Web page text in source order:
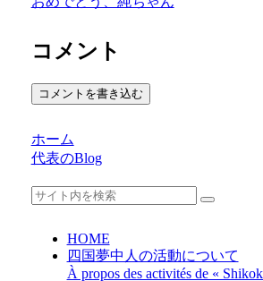
コメント
コメントを書き込む
ホーム
代表のBlog
HOME
四国夢中人の活動について
À propos des activités de «